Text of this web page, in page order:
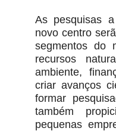
As pesquisas
novo centro
segmentos do
recursos
ambiente,
criar avanços
formar
também
pequenas